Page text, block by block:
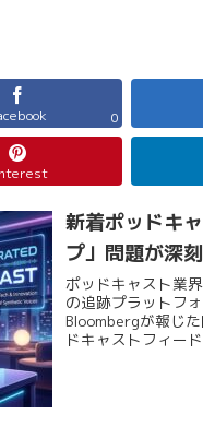
0
新着ポッドキ
プ」問題が深
ポッドキャスト業
の追跡プラットフ
Bloombergが報じ
ドキャストフィー